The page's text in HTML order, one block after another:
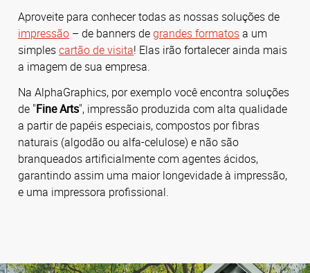
Aproveite para conhecer todas as nossas soluções de
impressão – de banners degrandes formatosa um
simplescartão de visita! Elas irão fortalecer ainda mais
a imagem de sua empresa.
Na AlphaGraphics, por exemplo você encontra soluções
de "Fine Arts", impressão produzida com alta qualidade
a partir de papéis especiais, compostos por fibras
naturais (algodão ou alfa-celulose) e não são
branqueados artificialmente com agentes ácidos,
garantindo assim uma maior longevidade à impressão,
e uma impressora profissional.